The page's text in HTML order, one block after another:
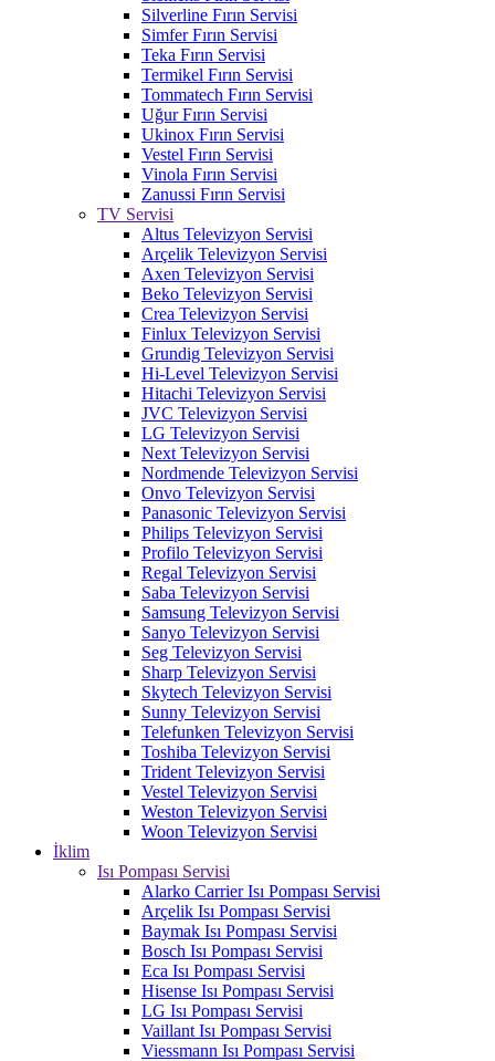
Silverline Fırın Servisi
Simfer Fırın Servisi
Teka Fırın Servisi
Termikel Fırın Servisi
Tommatech Fırın Servisi
Uğur Fırın Servisi
Ukinox Fırın Servisi
Vestel Fırın Servisi
Vinola Fırın Servisi
Zanussi Fırın Servisi
TV Servisi
Altus Televizyon Servisi
Arçelik Televizyon Servisi
Axen Televizyon Servisi
Beko Televizyon Servisi
Crea Televizyon Servisi
Finlux Televizyon Servisi
Grundig Televizyon Servisi
Hi-Level Televizyon Servisi
Hitachi Televizyon Servisi
JVC Televizyon Servisi
LG Televizyon Servisi
Next Televizyon Servisi
Nordmende Televizyon Servisi
Onvo Televizyon Servisi
Panasonic Televizyon Servisi
Philips Televizyon Servisi
Profilo Televizyon Servisi
Regal Televizyon Servisi
Saba Televizyon Servisi
Samsung Televizyon Servisi
Sanyo Televizyon Servisi
Seg Televizyon Servisi
Sharp Televizyon Servisi
Skytech Televizyon Servisi
Sunny Televizyon Servisi
Telefunken Televizyon Servisi
Toshiba Televizyon Servisi
Trident Televizyon Servisi
Vestel Televizyon Servisi
Weston Televizyon Servisi
Woon Televizyon Servisi
İklim
Isı Pompası Servisi
Alarko Carrier Isı Pompası Servisi
Arçelik Isı Pompası Servisi
Baymak Isı Pompası Servisi
Bosch Isı Pompası Servisi
Eca Isı Pompası Servisi
Hisense Isı Pompası Servisi
LG Isı Pompası Servisi
Vaillant Isı Pompası Servisi
Viessmann Isı Pompası Servisi